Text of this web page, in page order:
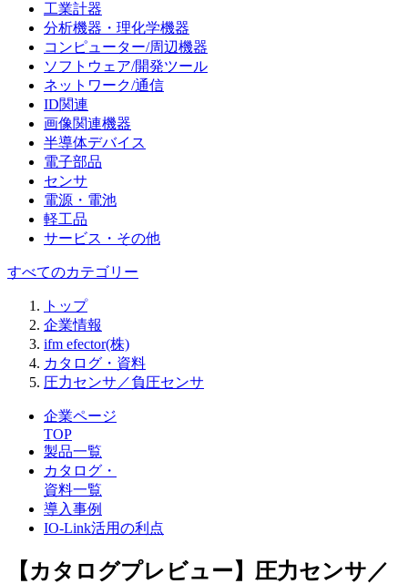
工業計器
分析機器・理化学機器
コンピューター/周辺機器
ソフトウェア/開発ツール
ネットワーク/通信
ID関連
画像関連機器
半導体デバイス
電子部品
センサ
電源・電池
軽工品
サービス・その他
すべてのカテゴリー
トップ
企業情報
ifm efector(株)
カタログ・資料
圧力センサ／負圧センサ
企業ページ
TOP
製品一覧
カタログ・
資料一覧
導入事例
IO-Link活用の利点
【カタログプレビュー】圧力センサ／